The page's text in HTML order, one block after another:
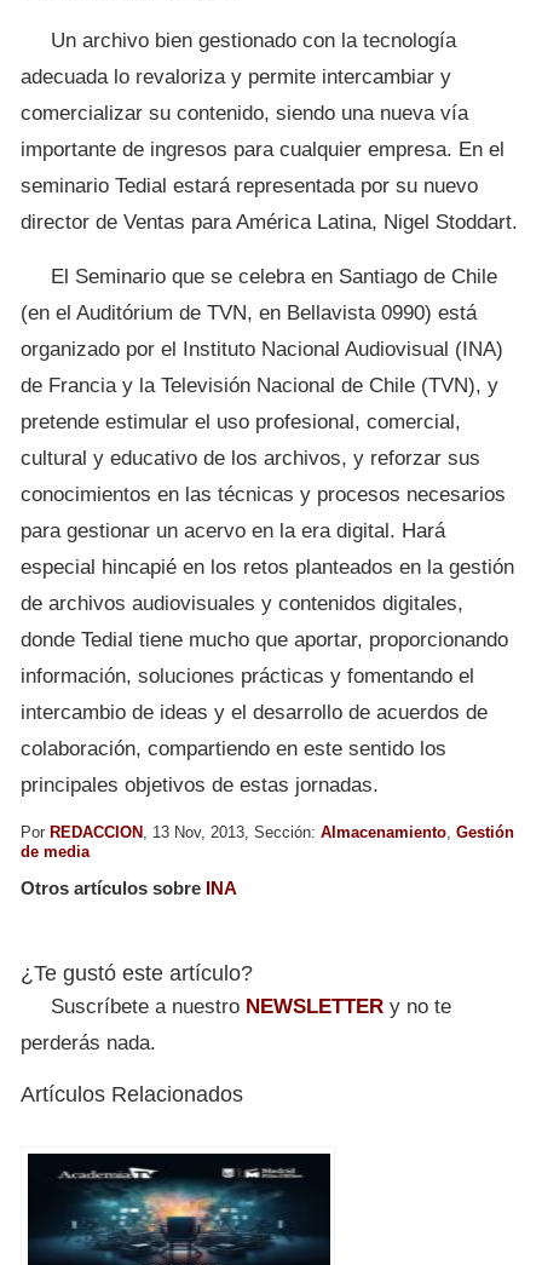
Un archivo bien gestionado con la tecnología
adecuada lo revaloriza y permite intercambiar y
comercializar su contenido, siendo una nueva vía
importante de ingresos para cualquier empresa. En el
seminario Tedial estará representada por su nuevo
director de Ventas para América Latina, Nigel Stoddart.
El Seminario que se celebra en Santiago de Chile
(en el Auditórium de TVN, en Bellavista 0990) está
organizado por el Instituto Nacional Audiovisual (INA)
de Francia y la Televisión Nacional de Chile (TVN), y
pretende estimular el uso profesional, comercial,
cultural y educativo de los archivos, y reforzar sus
conocimientos en las técnicas y procesos necesarios
para gestionar un acervo en la era digital. Hará
especial hincapié en los retos planteados en la gestión
de archivos audiovisuales y contenidos digitales,
donde Tedial tiene mucho que aportar, proporcionando
información, soluciones prácticas y fomentando el
intercambio de ideas y el desarrollo de acuerdos de
colaboración, compartiendo en este sentido los
principales objetivos de estas jornadas.
Por REDACCION , 13 Nov, 2013, Sección: Almacenamiento, Gestión
de media
Otros artículos sobre INA
¿Te gustó este artículo?
Suscríbete a nuestro NEWSLETTER y no te
perderás nada.
Artículos Relacionados